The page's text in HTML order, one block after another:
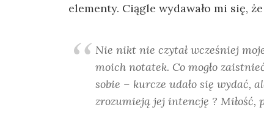
elementy. Ciągle wydawało mi się,
Nie nikt nie czytał wcześniej
moich notatek. Co mogło
sobie – kurcze udało się wydać,
zrozumieją jej intencję ? Miłość,